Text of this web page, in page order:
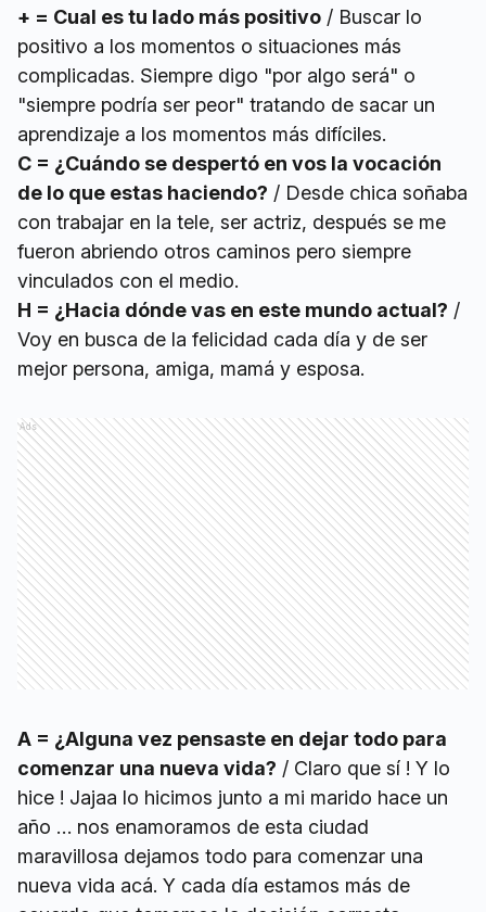
+ = Cual es tu lado más positivo / Buscar lo
positivo a los momentos o situaciones más
complicadas. Siempre digo "por algo será" o
"siempre podría ser peor" tratando de sacar un
aprendizaje a los momentos más difíciles.
C = ¿Cuándo se despertó en vos la vocación
de lo que estas haciendo? / Desde chica soñaba
con trabajar en la tele, ser actriz, después se me
fueron abriendo otros caminos pero siempre
vinculados con el medio.
H = ¿Hacia dónde vas en este mundo actual? /
Voy en busca de la felicidad cada día y de ser
mejor persona, amiga, mamá y esposa.
Ads
A = ¿Alguna vez pensaste en dejar todo para
comenzar una nueva vida? / Claro que sí ! Y lo
hice ! Jajaa lo hicimos junto a mi marido hace un
año … nos enamoramos de esta ciudad
maravillosa dejamos todo para comenzar una
nueva vida acá. Y cada día estamos más de